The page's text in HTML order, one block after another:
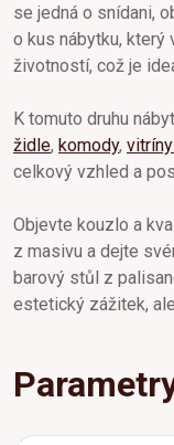
se jedná o snídani,
o kus nábytku, který
životností, což je
K tomuto druhu
židle, komody, vitríny
celkový vzhled a
Objevte kouzlo a
z masivu a dejte
barový stůl z
estetický zážitek,